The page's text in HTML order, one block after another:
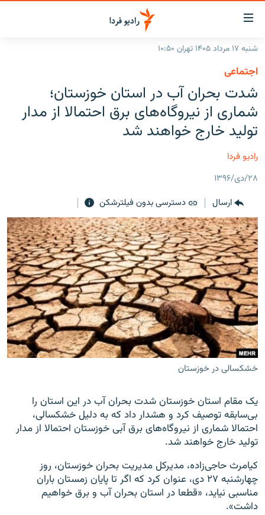
لینک‌های
قابلیت
دسترسی
بازگشت
منوی
اصلی
رفتن
صفحه
جستجو
ایران
جهان
رادیو
گزارش‌های ویدئویی
English
به ما بپیوندید
زبان‌های دیگر
شنبه ۱۷ مرداد ۱۴۰۵ تهران ۱۰:۵۰
اجتماعی
شدت بحران آب در استان خوزستان؛
شماری از نیروگاه‌های برق احتمالا از مدار
تولید خارج خواهند شد
رادیو فردا
۲۸/دی/۱۳۹۶
ارسال
دسترسی بدون فیلترشکن
خشکسالی در خوزستان
یک مقام استان خوزستان شدت بحران آب در این استان را
بی‌سابقه توصیف کرد و هشدار داد که به دلیل خشکسالی،
احتمالا شماری از نیروگاه‌های برق آبی خوزستان احتمالا از مدار
تولید خارج خواهند شد.
کیامرث حاجی‌زاده، مدیرکل مدیریت بحران خوزستان، روز
چهارشنبه ۲۷ دی، عنوان کرد که اگر تا پایان زمستان باران
مناسبی نیاید، «قطعا در استان بحران آب و برق خواهیم
داشت».